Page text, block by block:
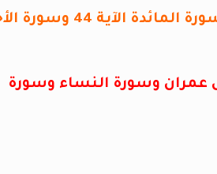
في سورة المائدة الآية
عمران وسورة النساء وسورة